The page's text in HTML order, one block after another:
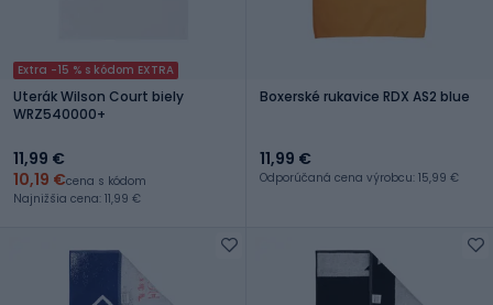
Extra -15 % s kódom EXTRA
Uterák Wilson Court biely
WRZ540000+
11,99 €
10,19 €cena s kódom
Najnižšia cena: 11,99 €
Boxerské rukavice RDX AS2 blue
11,99 €
Odporúčaná cena výrobcu: 15,99 €